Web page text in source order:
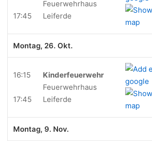
17:45
Feuerwehrhaus
Leiferde
Montag, 26. Okt.
16:15
17:45
Kinderfeuerwehr
Feuerwehrhaus
Leiferde
Montag, 9. Nov.